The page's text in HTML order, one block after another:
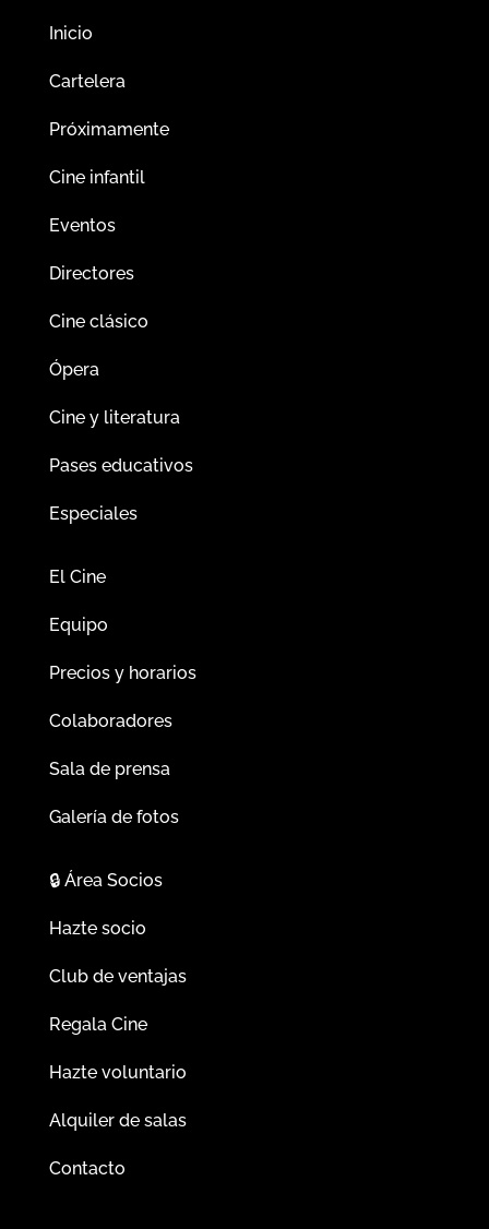
Inicio
Cartelera
Próximamente
Cine infantil
Eventos
Directores
Cine clásico
Ópera
Cine y literatura
Pases educativos
Especiales
El Cine
Equipo
Precios y horarios
Colaboradores
Sala de prensa
Galería de fotos
🔒Área Socios
Hazte socio
Club de ventajas
Regala Cine
Hazte voluntario
Alquiler de salas
Contacto